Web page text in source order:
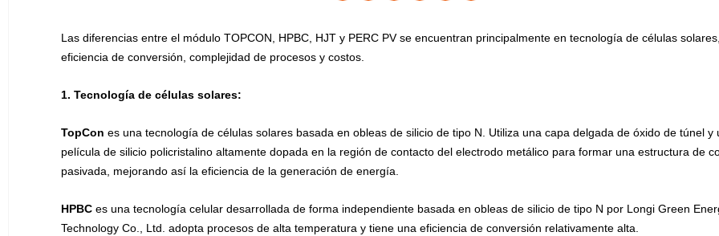
Las diferencias entre el módulo TOPCON, HPBC, HJT y PERC PV se encuentran principalmente en tecnología de células
eficiencia de conversión, complejidad de procesos y costos.
1. Tecnología de células solares:
TopCon es una tecnología de células solares basada en obleas de silicio de tipo N. Utiliza una capa delgada de óxido de túnel y
película de silicio policristalino altamente dopada en la región de contacto del electrodo metálico para formar una estructura de
pasivada, mejorando así la eficiencia de la generación de energía.
HPBC es una tecnología celular desarrollada de forma independiente basada en obleas de silicio de tipo N por Longi Green
Technology Co., Ltd. adopta procesos de alta temperatura y tiene una eficiencia de conversión relativamente alta.